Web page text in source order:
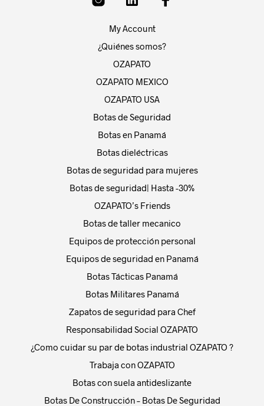
My Account
¿Quiénes somos?
OZAPATO
OZAPATO MEXICO
OZAPATO USA
Botas de Seguridad
Botas en Panamá
Botas dieléctricas
Botas de seguridad para mujeres
Botas de seguridad| Hasta -30%
OZAPATO’s Friends
Botas de taller mecanico
Equipos de protección personal
Equipos de seguridad en Panamá
Botas Tácticas Panamá
Botas Militares Panamá
Zapatos de seguridad para Chef
Responsabilidad Social OZAPATO
¿Como cuidar su par de botas industrial OZAPATO ?
Trabaja con OZAPATO
Botas con suela antideslizante
Botas De Construcción – Botas De Seguridad